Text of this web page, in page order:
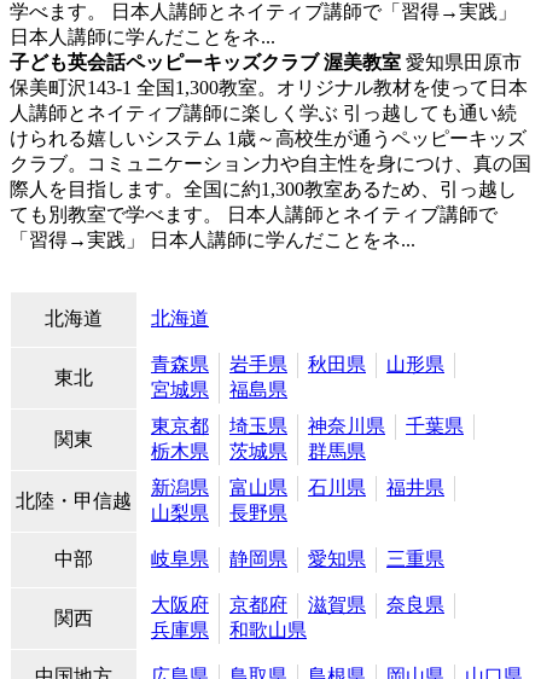
学べます。 日本人講師とネイティブ講師で「習得→実践」
日本人講師に学んだことをネ...
子ども英会話ペッピーキッズクラブ 渥美教室 愛知県田原市
保美町沢143-1 全国1,300教室。オリジナル教材を使って日本
人講師とネイティブ講師に楽しく学ぶ 引っ越しても通い続
けられる嬉しいシステム 1歳～高校生が通うペッピーキッズ
クラブ。コミュニケーション力や自主性を身につけ、真の国
際人を目指します。全国に約1,300教室あるため、引っ越し
ても別教室で学べます。 日本人講師とネイティブ講師で
「習得→実践」 日本人講師に学んだことをネ...
北海道 北海道
東北
青森県 岩手県 秋田県
山形県
宮城県
福島県
関東
東京都 埼玉県 神奈川県
千葉県
栃木県
茨城県 群馬県
北陸・甲信越
新潟県 富山県 石川県
福井県
山梨県
長野県
中部 岐阜県 静岡県 愛知県 三重県
関西
大阪府 京都府 滋賀県
奈良県
兵庫県
和歌山県